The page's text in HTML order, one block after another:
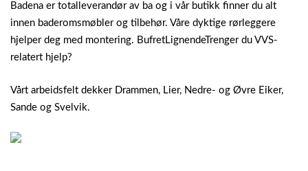
Badena er totalleverandør av ba og i vår butikk finner du alt
innen baderomsmøbler og tilbehør. Våre dyktige rørleggere
hjelper deg med montering. BufretLignendeTrenger du VVS-
relatert hjelp?
Vårt arbeidsfelt dekker Drammen, Lier, Nedre- og Øvre Eiker,
Sande og Svelvik.